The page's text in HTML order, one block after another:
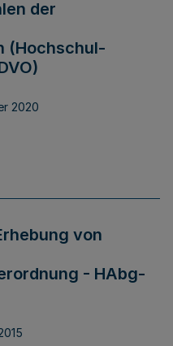
der
(Hochschul-
2020
von
- HAbg-